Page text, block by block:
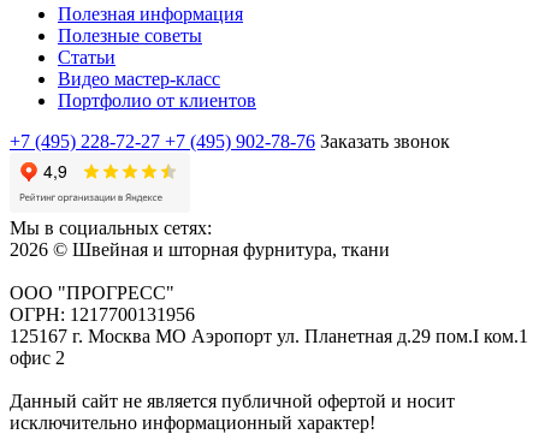
Полезная информация
Полезные советы
Статьи
Видео мастер-класс
Портфолио от клиентов
+7 (495) 228-72-27 +7 (495) 902-78-76 Заказать звонок
Мы в социальных сетях:
2026 © Швейная и шторная фурнитура, ткани
ООО "ПРОГРЕСС"
ОГРН: 1217700131956
125167 г. Москва МО Аэропорт ул. Планетная д.29 пом.I ком.1
офис 2
Данный сайт не является публичной офертой и носит
исключительно информационный характер!